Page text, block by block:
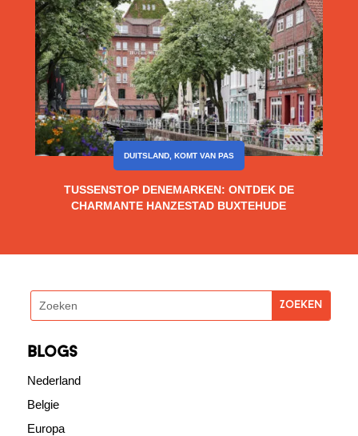
TUSSENSTOP DENEMARKEN: ONTDEK DE
CHARMANTE HANZESTAD BUXTEHUDE
DUITSLAND, KOMT VAN PAS
blogs
Nederland
Belgie
Europa